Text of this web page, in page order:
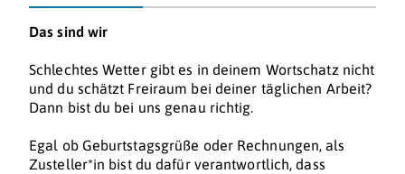
Das sind wir
Schlechtes Wetter gibt es in deinem Wortschatz nicht
und du schätzt Freiraum bei deiner täglichen Arbeit?
Dann bist du bei uns genau richtig.
Egal ob Geburtstagsgrüße oder Rechnungen, als
Zusteller*in bist du dafür verantwortlich, dass